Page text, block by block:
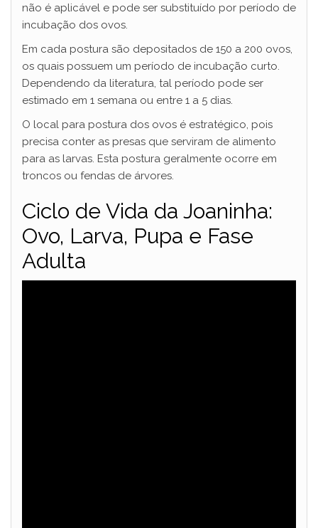
não é aplicável e pode ser substituído por período de
incubação dos ovos.
Em cada postura são depositados de 150 a 200 ovos,
os quais possuem um período de incubação curto.
Dependendo da literatura, tal período pode ser
estimado em 1 semana ou entre 1 a 5 dias.
O local para postura dos ovos é estratégico, pois
precisa conter as presas que serviram de alimento
para as larvas. Esta postura geralmente ocorre em
troncos ou fendas de árvores.
Ciclo de Vida da Joaninha:
Ovo, Larva, Pupa e Fase
Adulta